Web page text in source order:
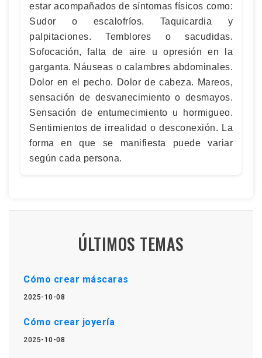
estar acompañados de síntomas físicos como:
Sudor o escalofríos. Taquicardia y
palpitaciones. Temblores o sacudidas.
Sofocación, falta de aire u opresión en la
garganta. Náuseas o calambres abdominales.
Dolor en el pecho. Dolor de cabeza. Mareos,
sensación de desvanecimiento o desmayos.
Sensación de entumecimiento u hormigueo.
Sentimientos de irrealidad o desconexión. La
forma en que se manifiesta puede variar
según cada persona.
ÚLTIMOS TEMAS
Cómo crear máscaras
2025-10-08
Cómo crear joyería
2025-10-08